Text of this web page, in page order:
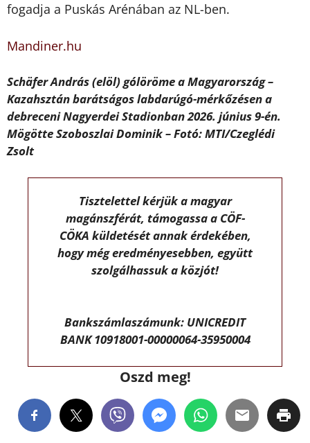
fogadja a Puskás Arénában az NL-ben.
Mandiner.hu
Schäfer András (elöl) gólöröme a Magyarország –
Kazahsztán barátságos labdarúgó-mérkőzésen a
debreceni Nagyerdei Stadionban 2026. június 9-én.
Mögötte Szoboszlai Dominik – Fotó: MTI/Czeglédi
Zsolt
Tisztelettel kérjük a magyar
magánszférát, támogassa a CÖF-
CÖKA küldetését annak érdekében,
hogy még eredményesebben, együtt
szolgálhassuk a közjót!
Bankszámlaszámunk: UNICREDIT
BANK 10918001-00000064-35950004
Oszd meg!